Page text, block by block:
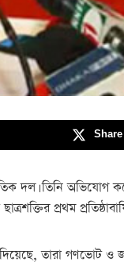
দল। তিনি অভিযোগ
প্রথম
তারা গণভোট ও